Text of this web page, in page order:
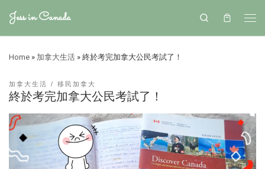
Jess in Canada Search
Home » 加拿大生活 » 終於考完加拿大公民考試了！
加拿大生活 移民加拿大
終於考完加拿大公民考試了！